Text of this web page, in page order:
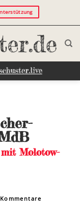
Molotow-